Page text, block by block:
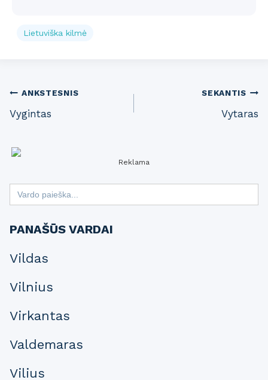
Lietuviška kilmė
Post
navigation
ANKSTESNIS
Vygintas
SEKANTIS
Vytaras
Reklama
Search
for:
PANAŠŪS VARDAI
Vildas
Vilnius
Virkantas
Valdemaras
Vilius